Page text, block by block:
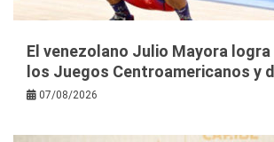
El venezolano Julio Mayora
los Juegos Centroamericanos y
07/08/2026